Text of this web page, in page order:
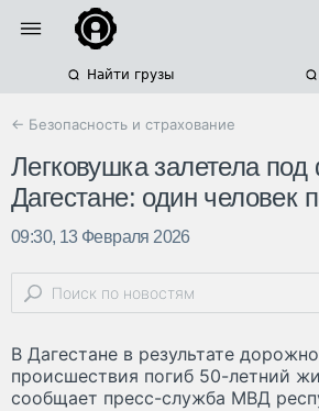
Найти грузы
← Безопасность и страхование
Легковушка залетела
Дагестане: один человек
09:30, 13 Февраля 2026
В Дагестане в результате
происшествия погиб 50-летний
сообщает пресс-служба МВД